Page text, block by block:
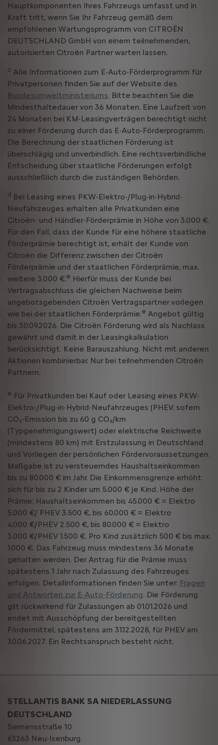
Hauptkomponenten Ihres Fahrzeugs umfasst und in
Kraft tritt, wenn Sie Ihr Fahrzeug gemäß dem
empfohlenen Wartungsprogramm von CITROËN
DEUTSCHLAND GmbH von einem teilnehmenden,
autorisierten Citroën Partner warten lassen.
c Alle Informationen zum E-Auto-Förderprogramm für
Privatpersonen finden Sie auf der Website des
Bundesumweltministeriums. Bitte beachten Sie die
Mindesthaltedauer von 36 Monaten. Eine Laufzeit von
24 Monaten bei KM-Leasingverträgen berechtigt nicht
zu einer Förderung durch das E-Auto-Förderprogramm.
Die Berechnung der staatlichen Förderung ist
überschlägig und unverbindlich. Eine rechtsverbindliche
Entscheidung über staatliche Förderungen erfolgt
ausschließlich durch die zuständigen Behörden.
d Bei Leasing eines PKW-Elektro-/Plug-in-Hybrid-
Neufahrzeuges erhalten alle Privatkunden eine
Citroën- und Händler-Förderprämie in Höhe von 3.000 €.
Für den Fall, dass der Kunde für eine höhere staatliche
Förderprämie berechtigt ist, erhält der Kunde von
Citroën die Differenz zwischen der Citroën
Förderprämie und der staatlichen Förderprämie, max.
weitere 3.000 €.e Hierfür muss der Kunde bei
Vertragsabschluss die gleichen Nachweise beim
angebotsgebenden Citroën Vertragspartner vorlegen
wie bei der staatlichen Förderprämie.e Angebot gültig
bis 30.09.2026. Die Citroën Förderung wird als Nachlass
gewährt und damit in der Leasingkalkulation
berücksichtigt. Keine Barauszahlung. Nicht mit anderen
Aktionen kombinierbar. Nur bei teilnehmenden Citroën
Partnern.
e Für Privatkunden bei Kauf oder Leasing eines PKW-
Elektro-/Plug-in-Hybrid-Neufahrzeuges (PHEV: sofern
CO₂-Emission bis zu 60 g CO₂/km
(Typgenehmigungswert) oder elektrische Reichweite
(mindestens 80 km) mit Erstzulassung in Deutschland
und Vorliegen der persönlichen Fördervoraussetzungen.
Maßgabe ist zu versteuerndes Haushaltseinkommen
bis zu 80.000 € im Jahr. Die Einkommensgrenze erhöht
sich für bis zu 2 Kinder um 5.000 € je Kind. Höhe der
Prämie: Haushaltseinkommen bis 45.000 € = Elektro
5.000 €/ PHEV 3.500 €, bis 60.000 € = Elektro
4.000 €/PHEV 2.500 €, bis 80.000 € = Elektro
3.000 €/PHEV 1.500 €. Pro Kind zusätzlich 500 € bis max.
1.000 €. Das Fahrzeug muss mindestens 36 Monate
gehalten werden. Der Antrag für die Prämie muss
spätestens 1 Jahr nach Zulassung des Fahrzeuges
erfolgen. Detailinformationen finden Sie unter: Fragen
und Antworten zur E-Auto-Förderung. Die Förderung
gilt rückwirkend für Zulassungen ab 01.01.2026 und
endet mit Ausschöpfung der bereitgestellten
Fördermittel, spätestens am 31.12.2028, für PHEV am
30.06.2027. Ein Rechtsanspruch besteht nicht.
STELLANTIS BANK SA NIEDERLASSUNG
DEUTSCHLAND
Siemensstraße 10
63263 Neu-Isenburg